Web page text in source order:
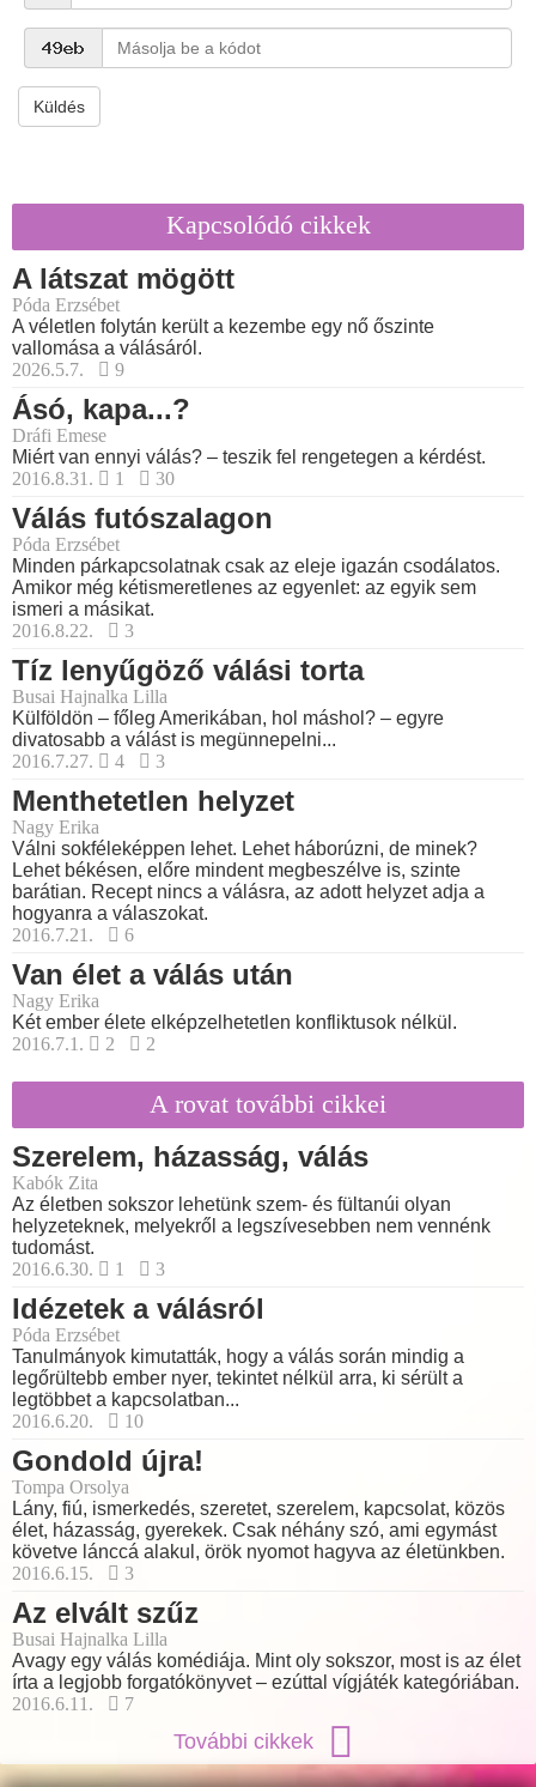
Küldés
Kapcsolódó cikkek
A látszat mögött
Póda Erzsébet
A véletlen folytán került a kezembe egy nő őszinte
vallomása a válásáról.
2026.5.7.
9
Ásó, kapa...?
Dráfi Emese
Miért van ennyi válás? – teszik fel rengetegen a kérdést.
2016.8.31.
1 30
Válás futószalagon
Póda Erzsébet
Minden párkapcsolatnak csak az eleje igazán csodálatos.
Amikor még kétismeretlenes az egyenlet: az egyik sem
ismeri a másikat.
2016.8.22.
3
Tíz lenyűgöző válási torta
Busai Hajnalka Lilla
Külföldön – főleg Amerikában, hol máshol? – egyre
divatosabb a válást is megünnepelni...
2016.7.27.
4 3
Menthetetlen helyzet
Nagy Erika
Válni sokféleképpen lehet. Lehet háborúzni, de minek?
Lehet békésen, előre mindent megbeszélve is, szinte
barátian. Recept nincs a válásra, az adott helyzet adja a
hogyanra a válaszokat.
2016.7.21.
6
Van élet a válás után
Nagy Erika
Két ember élete elképzelhetetlen konfliktusok nélkül.
2016.7.1.
2 2
A rovat további cikkei
Szerelem, házasság, válás
Kabók Zita
Az életben sokszor lehetünk szem- és fültanúi olyan
helyzeteknek, melyekről a legszívesebben nem vennénk
tudomást.
2016.6.30.
1 3
Idézetek a válásról
Póda Erzsébet
Tanulmányok kimutatták, hogy a válás során mindig a
legőrültebb ember nyer, tekintet nélkül arra, ki sérült a
legtöbbet a kapcsolatban...
2016.6.20.
10
Gondold újra!
Tompa Orsolya
Lány, fiú, ismerkedés, szeretet, szerelem, kapcsolat, közös
élet, házasság, gyerekek. Csak néhány szó, ami egymást
követve lánccá alakul, örök nyomot hagyva az életünkben.
2016.6.15.
3
Az elvált szűz
Busai Hajnalka Lilla
Avagy egy válás komédiája. Mint oly sokszor, most is az élet
írta a legjobb forgatókönyvet – ezúttal vígjáték kategóriában.
2016.6.11.
7
További cikkek